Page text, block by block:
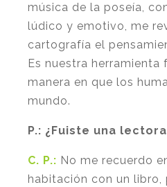
música de la poseía,
lúdico y emotivo, me
cartografía el
Es nuestra herramienta
manera en que los
mundo.
P.: ¿Fuiste una
C. P.: No me recuerdo
habitación con un libro,